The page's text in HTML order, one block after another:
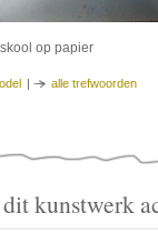
op papier
alle trefwoorden
kunstwerk